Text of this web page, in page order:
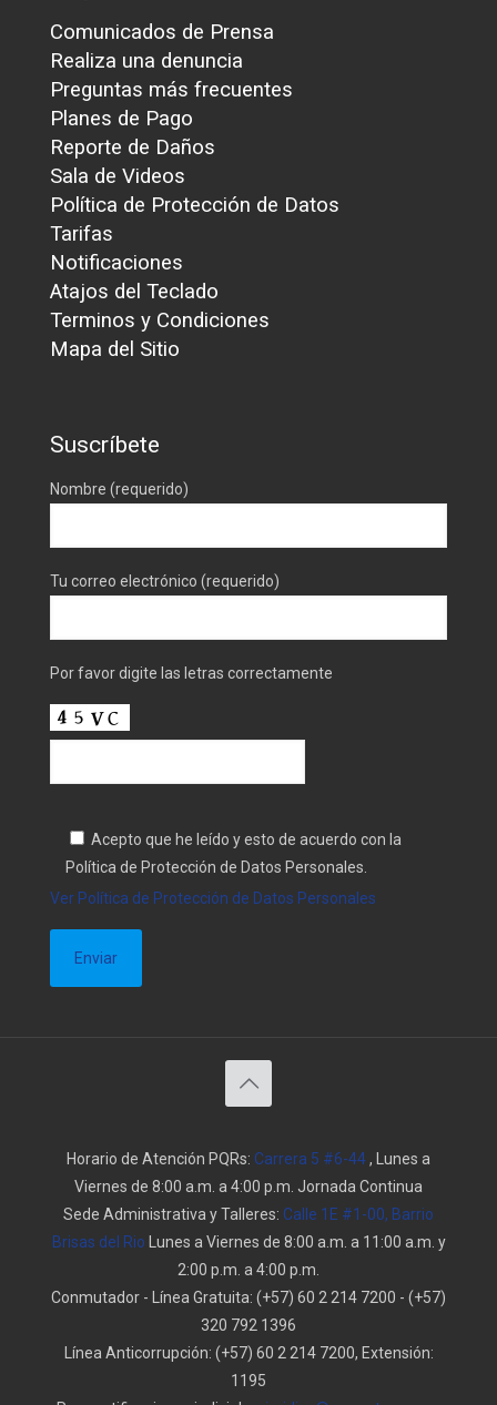
Comunicados de Prensa
Realiza una denuncia
Preguntas más frecuentes
Planes de Pago
Reporte de Daños
Sala de Videos
Política de Protección de Datos
Tarifas
Notificaciones
Atajos del Teclado
Terminos y Condiciones
Mapa del Sitio
Suscríbete
Nombre (requerido)
Tu correo electrónico (requerido)
Por favor digite las letras correctamente
Acepto que he leído y esto de acuerdo con la
Política de Protección de Datos Personales.
Ver Política de Protección de Datos Personales
Horario de Atención PQRs: Carrera 5 #6-44, Lunes a
Viernes de 8:00 a.m. a 4:00 p.m. Jornada Continua
Sede Administrativa y Talleres: Calle 1E #1-00, Barrio
Brisas del Rio Lunes a Viernes de 8:00 a.m. a 11:00 a.m. y
2:00 p.m. a 4:00 p.m.
Conmutador - Línea Gratuita: (+57) 60 2 214 7200 - (+57)
320 792 1396
Línea Anticorrupción: (+57) 60 2 214 7200, Extensión:
1195